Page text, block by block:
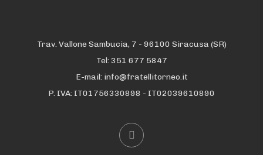
Trav. Vallone Sambucia, 7 - 96100 Siracusa (SR)
Tel: 351 677 5847
E-mail: info@fratellitorneo.it
P. IVA: IT01756330898 - IT02039610890